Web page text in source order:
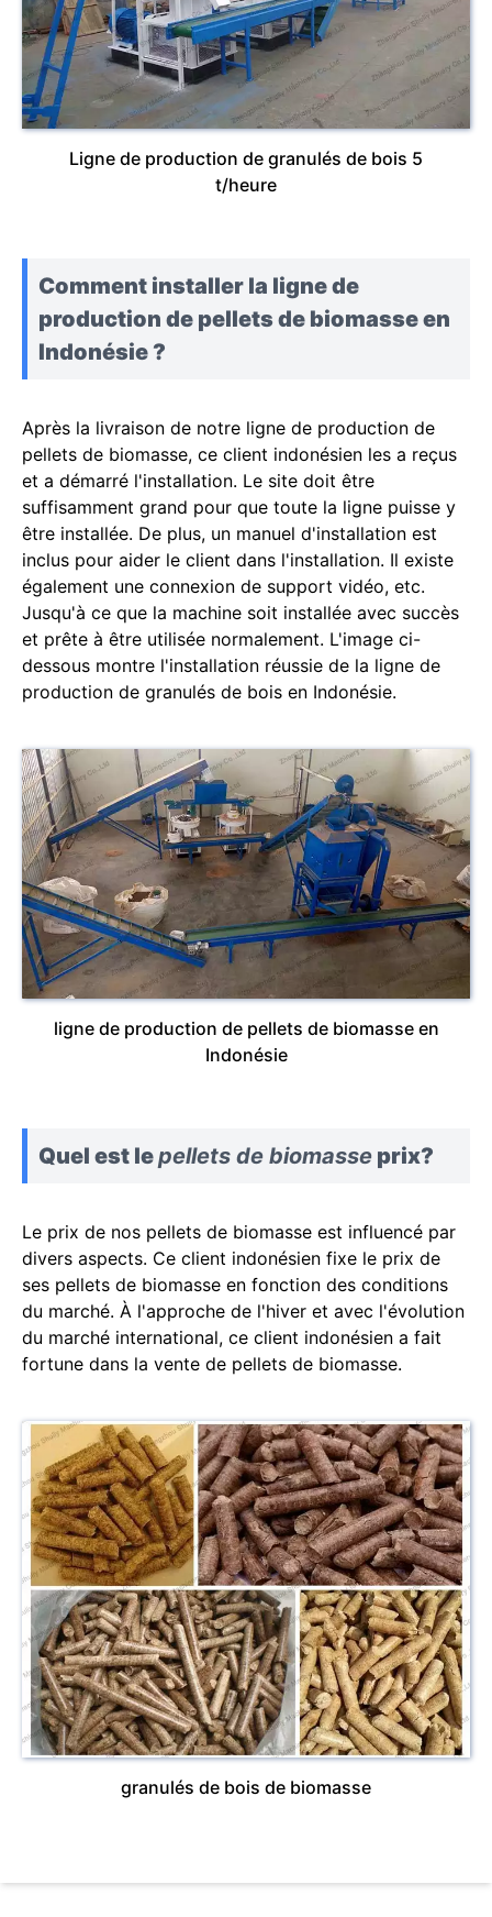
Ligne de production de granulés de bois 5
t/heure
Comment installer la ligne de
production de pellets de biomasse en
Indonésie ?
Après la livraison de notre ligne de production de
pellets de biomasse, ce client indonésien les a reçus
et a démarré l'installation. Le site doit être
suffisamment grand pour que toute la ligne puisse y
être installée. De plus, un manuel d'installation est
inclus pour aider le client dans l'installation. Il existe
également une connexion de support vidéo, etc.
Jusqu'à ce que la machine soit installée avec succès
et prête à être utilisée normalement. L'image ci-
dessous montre l'installation réussie de la ligne de
production de granulés de bois en Indonésie.
ligne de production de pellets de biomasse en
Indonésie
Quel est lepellets de biomasse prix?
Le prix de nos pellets de biomasse est influencé par
divers aspects. Ce client indonésien fixe le prix de
ses pellets de biomasse en fonction des conditions
du marché. À l'approche de l'hiver et avec l'évolution
du marché international, ce client indonésien a fait
fortune dans la vente de pellets de biomasse.
granulés de bois de biomasse